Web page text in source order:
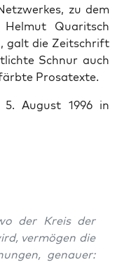
zu dem
Quar­itsch
galt die Zeitschrift
Schnur auch
Prosa­texte.
August 1996 in
der Kreis der
ver­mö­gen die
genauer: